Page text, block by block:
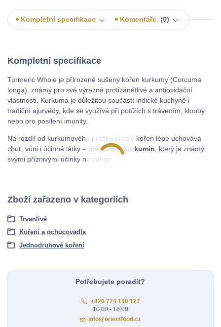
Kompletní specifikace Komentáře 0
Kompletní specifikace
Turmeric Whole je přirozeně sušený kořen kurkumy (Curcuma
longa), známý pro své výrazné protizánětlivé a antioxidační
vlastnosti. Kurkuma je důležitou součástí indické kuchyně i
tradiční ajurvédy, kde se využívá při potížích s trávením, klouby
nebo pro posílení imunity.
Na rozdíl od kurkumového prášku si celý kořen lépe uchovává
chuť, vůni i účinné látky – předevšímkurkumin , který je známý
svými příznivými účinky na zdraví.
Zboží zařazeno v kategoriích
Trvanlivé
Koření a ochucovadla
Jednodruhové koření
Potřebujete poradit?
+420 774 140 127
10:00 - 18:00
info@orientfood.cz